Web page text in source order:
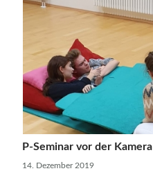
P-Seminar vor der Kamera
14. Dezember 2019